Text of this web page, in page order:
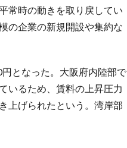
常時の動きを取り戻してい
の企業の新規開設や集約な
となった。大阪府内陸部で
いるため、賃料の上昇圧力
上げられたという。湾岸部